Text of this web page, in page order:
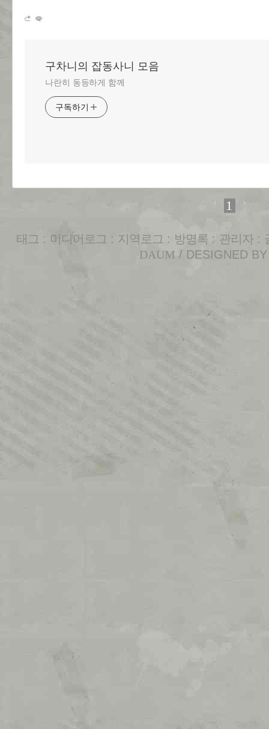
구차니의 잡동사니 모음
나란히 동등하게 함께
구독하기
1
태그 : 미디어로그 : 지역로그 : 방명록 : 관리자 :
DAUM / DESIGNED